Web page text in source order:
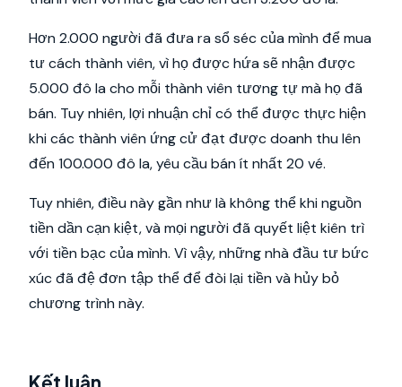
Hơn 2.000 người đã đưa ra sổ séc của mình để mua
tư cách thành viên, vì họ được hứa sẽ nhận được
5.000 đô la cho mỗi thành viên tương tự mà họ đã
bán. Tuy nhiên, lợi nhuận chỉ có thể được thực hiện
khi các thành viên ứng cử đạt được doanh thu lên
đến 100.000 đô la, yêu cầu bán ít nhất 20 vé.
Tuy nhiên, điều này gần như là không thể khi nguồn
tiền dần cạn kiệt, và mọi người đã quyết liệt kiên trì
với tiền bạc của mình. Vì vậy, những nhà đầu tư bức
xúc đã đệ đơn tập thể để đòi lại tiền và hủy bỏ
chương trình này.
Kết luận